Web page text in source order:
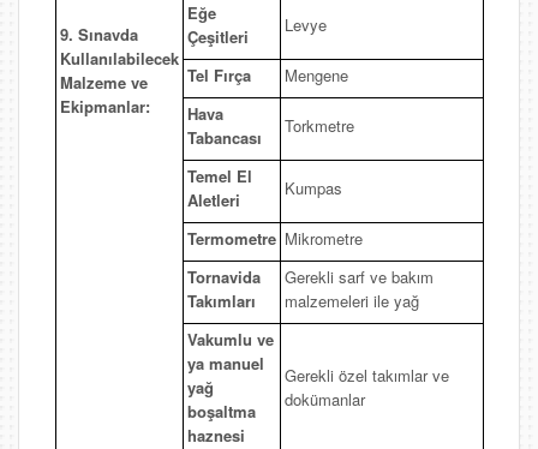
9. Sınavda
Kullanılabilecek
Malzeme ve
Ekipmanlar:
Eğe
Çeşitleri
Levye
Tel Fırça
Mengene
Hava
Tabancası
Torkmetre
Temel El
Aletleri
Kumpas
Termometre Mikrometre
Tornavida
Takımları
Gerekli sarf ve bakım
malzemeleri ile yağ
Vakumlu ve
ya manuel
yağ
boşaltma
haznesi
Gerekli özel takımlar ve
dokümanlar